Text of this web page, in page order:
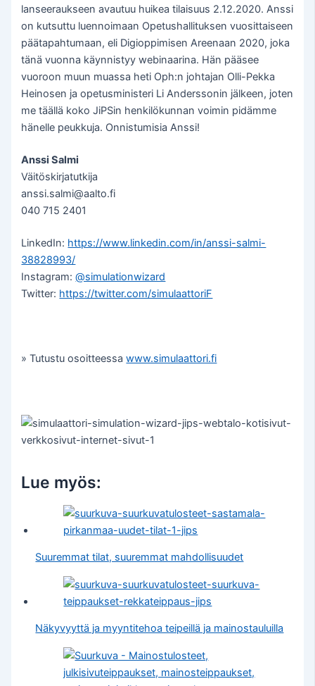
lanseeraukseen avautuu huikea tilaisuus 2.12.2020. Anssi
on kutsuttu luennoimaan Opetushallituksen vuosittaiseen
päätapahtumaan, eli Digioppimisen Areenaan 2020, joka
tänä vuonna käynnistyy webinaarina. Hän pääsee
vuoroon muun muassa heti Oph:n johtajan Olli-Pekka
Heinosen ja opetusministeri Li Anderssonin jälkeen, joten
me täällä koko JiPSin henkilökunnan voimin pidämme
hänelle peukkuja. Onnistumisia Anssi!
Anssi Salmi
Väitöskirjatutkija
anssi.salmi@aalto.fi
040 715 2401
LinkedIn: https://www.linkedin.com/in/anssi-salmi-
38828993/
Instagram:@simulationwizard
Twitter: https://twitter.com/simulaattoriF
» Tutustu osoitteessawww.simulaattori.fi
Lue myös:
Suuremmat tilat, suuremmat mahdollisuudet
Näkyvyyttä ja myyntitehoa teipeillä ja mainostauluilla